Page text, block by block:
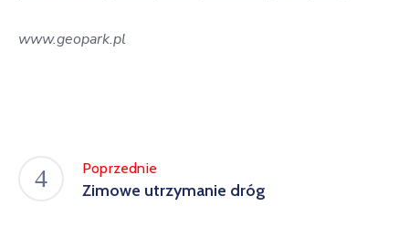
www.geopark.pl
Poprzednie
Zimowe utrzymanie dróg